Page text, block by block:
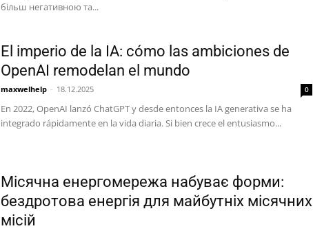
більш негативною та...
El imperio de la IA: cómo las ambiciones de
OpenAI remodelan el mundo
maxwelhelp - 18.12.2025 0
En 2022, OpenAI lanzó ChatGPT y desde entonces la IA generativa se ha
integrado rápidamente en la vida diaria. Si bien crece el entusiasmo...
Місячна енергомережа набуває форми:
бездротова енергія для майбутніх місячних
місій